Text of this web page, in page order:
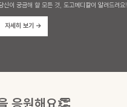
신이 궁금해 할 모든 것, 도고메디칼이 알려드려요!
자세히 보기 →
응원해요👏